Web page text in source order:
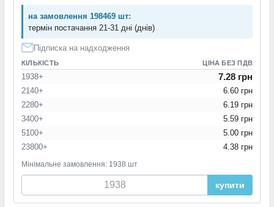
на замовлення 198469 шт:
термін постачання 21-31 дні (днів)
Підписка на надходження
КІЛЬКІСТЬ ЦІНА БЕЗ ПДВ
1938+ 7.28 грн
2140+
6.60 грн
2280+
6.19 грн
3400+
5.59 грн
5100+
5.00 грн
23800+
4.38 грн
Мінімальне замовлення: 1938 шт
купити